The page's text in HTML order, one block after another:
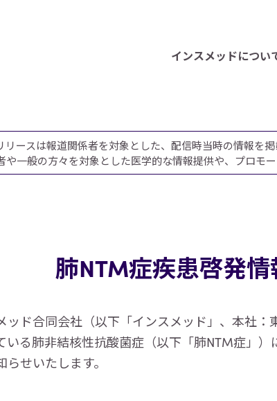
インスメッドについ
リースは報道関係者を対象とした、配信時当時の情報を掲
や一般の方々を対象とした医学的な情報提供や、プロモ
肺NTM症疾患啓発
ド合同会社（以下「インスメッド」、本社
いる肺非結核性抗酸菌症（以下「肺NTM症」
らせいたします。